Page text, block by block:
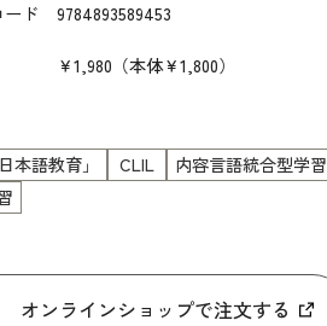
ード 9784893589453
￥1,980（本体￥1,800）
本語教育」 CLIL
内容言語統合型学習
オンラインショップで注文する